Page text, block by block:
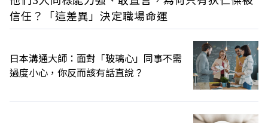
信任？「這差異」決定職場命運
日本溝通大師：面對「玻璃心」同事不需
過度小心，你反而該有話直說？